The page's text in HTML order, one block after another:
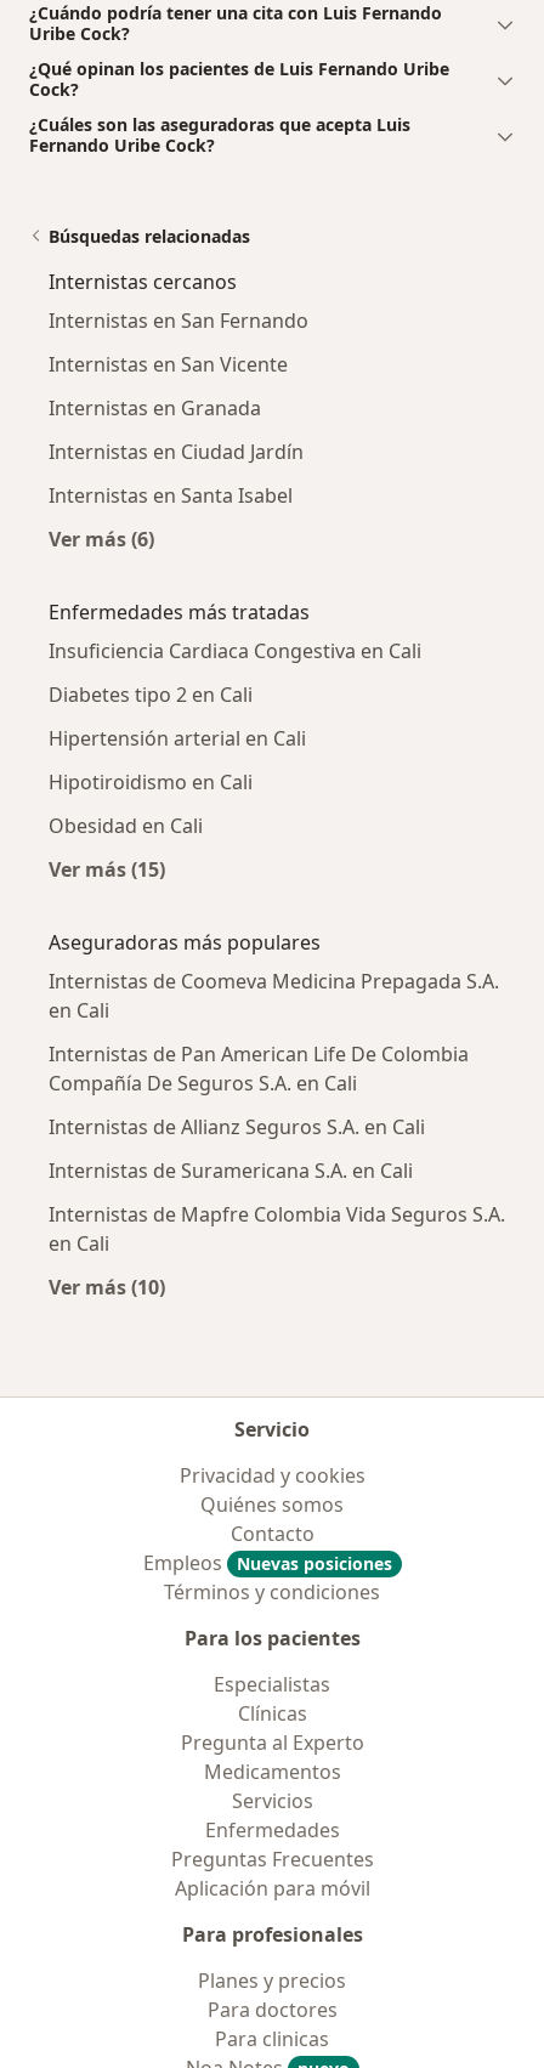
¿Cuándo podría tener una cita con Luis Fernando
Uribe Cock?
¿Qué opinan los pacientes de Luis Fernando Uribe
Cock?
¿Cuáles son las aseguradoras que acepta Luis
Fernando Uribe Cock?
Búsquedas relacionadas
Internistas cercanos
Internistas en San Fernando
Internistas en San Vicente
Internistas en Granada
Internistas en Ciudad Jardín
Internistas en Santa Isabel
Ver más (6)
Enfermedades más tratadas
Insuficiencia Cardiaca Congestiva en Cali
Diabetes tipo 2 en Cali
Hipertensión arterial en Cali
Hipotiroidismo en Cali
Obesidad en Cali
Ver más (15)
Aseguradoras más populares
Internistas de Coomeva Medicina Prepagada S.A.
en Cali
Internistas de Pan American Life De Colombia
Compañía De Seguros S.A. en Cali
Internistas de Allianz Seguros S.A. en Cali
Internistas de Suramericana S.A. en Cali
Internistas de Mapfre Colombia Vida Seguros S.A.
en Cali
Ver más (10)
Servicio
Privacidad y cookies
Quiénes somos
Contacto
Empleos
Nuevas posiciones
Términos y condiciones
Para los pacientes
Especialistas
Clínicas
Pregunta al Experto
Medicamentos
Servicios
Enfermedades
Preguntas Frecuentes
Aplicación para móvil
Para profesionales
Planes y precios
Para doctores
Para clinicas